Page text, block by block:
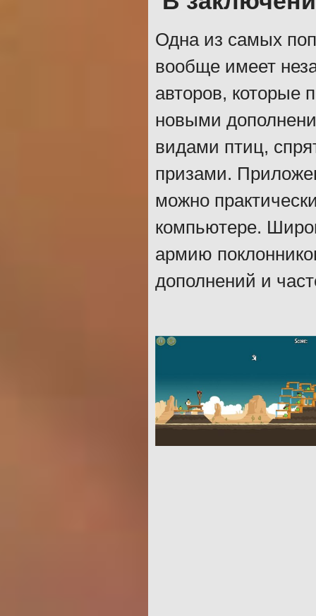
Одна из самых
вообще имеет
авторов, которые
новыми
видами птиц,
призами.
можно
компьютере.
армию
дополнений и